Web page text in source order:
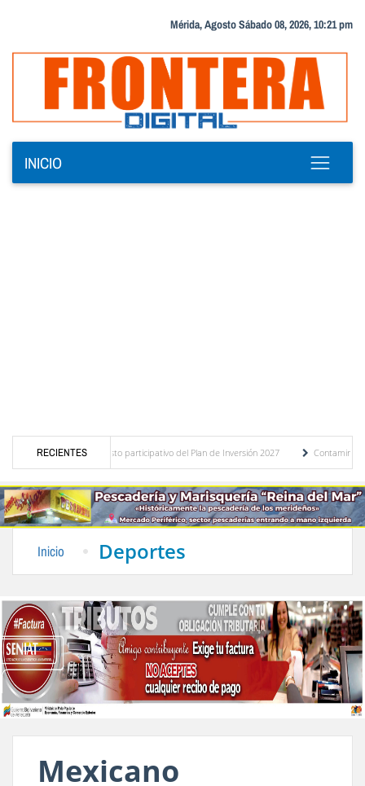
Mérida, Agosto Sábado 08, 2026, 10:21 pm
INICIO
RECIENTES
del presupuesto participativo del Plan de Inversión 2027
Contaminación y
Inicio Deportes
Mexicano